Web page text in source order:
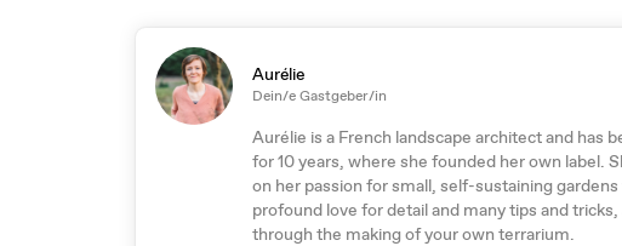
Aurélie
Dein/e Gastgeber/in
Aurélie is a French landscape architect and has
for 10 years, where she founded her own label.
on her passion for small, self-sustaining
profound love for detail and many tips and
through the making of your own terrarium.